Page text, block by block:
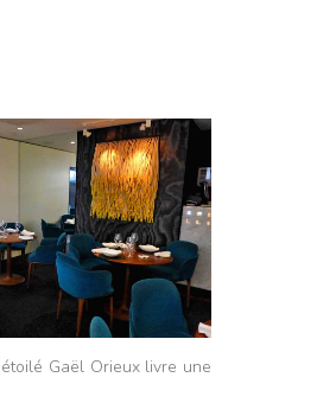
Gaël Orieux livre une